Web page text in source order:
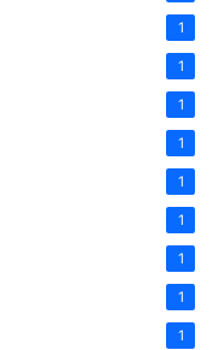
1
1
1
1
1
1
1
1
1